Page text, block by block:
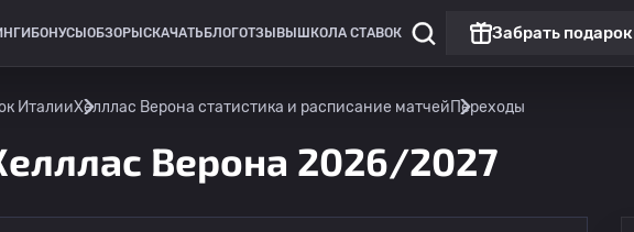
БОНУСЫ ОБЗОРЫ СКАЧАТЬ БЛОГОТЗЫВЫ ШКОЛА СТАВОК Забрать подарок
ИталииХелллас Верона статистика и расписание матчейПереходы
Верона 2026/2027